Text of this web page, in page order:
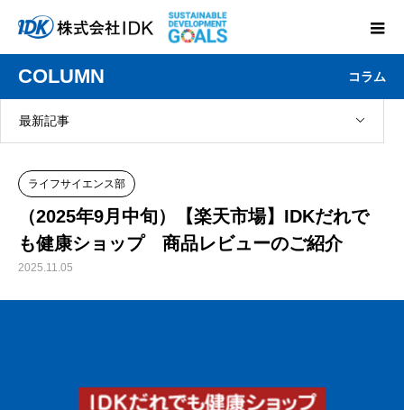
COLUMN コラム
最新記事
ライフサイエンス部
（2025年9月中旬）【楽天市場】IDKだれで
も健康ショップ 商品レビューのご紹介
2025.11.05